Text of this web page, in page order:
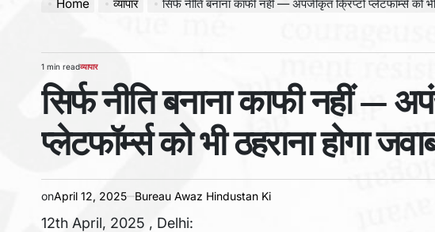
Home व्यापार सिर्फ नीति बनाना काफी नहीं — अपंजीकृत क्रिप्टो प्लेटफॉर्म्स को
Estimated
read
time
1 min readPOSTED
IN
व्यापार
सिर्फ नीति बनाना काफी नहीं —
प्लेटफॉर्म्स को भी ठहराना होगा
onApril 12, 2025 Bureau Awaz Hindustan Ki
12th April, 2025 , Delhi: